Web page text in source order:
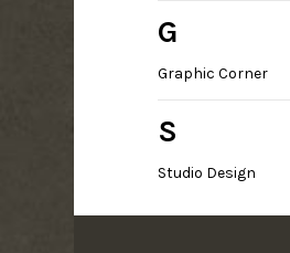
G
Graphic Corner
S
Studio Design